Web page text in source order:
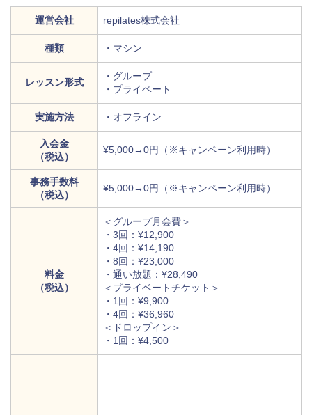
運営会社 repilates株式会社
種類 ・マシン
レッスン形式
・グループ
・プライベート
実施方法 ・オフライン
入会金
（税込）
¥5,000→0円（※キャンペーン利用時）
事務手数料
（税込）
¥5,000→0円（※キャンペーン利用時）
料金
（税込）
＜グループ月会費＞
・3回：¥12,900
・4回：¥14,190
・8回：¥23,000
・通い放題：¥28,490
＜プライベートチケット＞
・1回：¥9,900
・4回：¥36,960
＜ドロップイン＞
・1回：¥4,500